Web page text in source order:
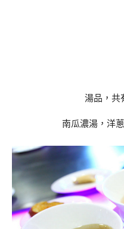
湯品，共
南瓜濃湯，洋